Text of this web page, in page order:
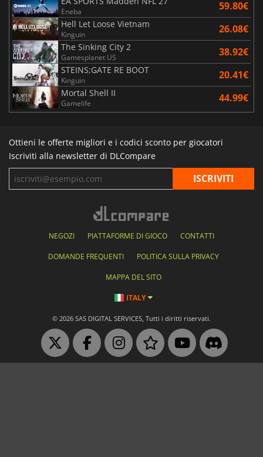
Eneba 59.80€
Hell Let Loose Vietnam
Kinguin 26.08€
The Sinking City 2
Gamesplanet US 38.92€
STEINS;GATE RE BOOT
Kinguin 20.41€
Mortal Shell II
Gamelife 44.99€
Ottieni le offerte migliori e i codici sconto per giocatori
Iscriviti alla newsletter di DLCompare
NEGOZI PIATTAFORME DI GIOCO CONTATTI
DOMANDE FREQUENTI POLITICA SULLA PRIVACY
MAPPA DEL SITO
ITALY
© 2026 SAS DIGITAL SERVICES, Tutti i diritti riservati.